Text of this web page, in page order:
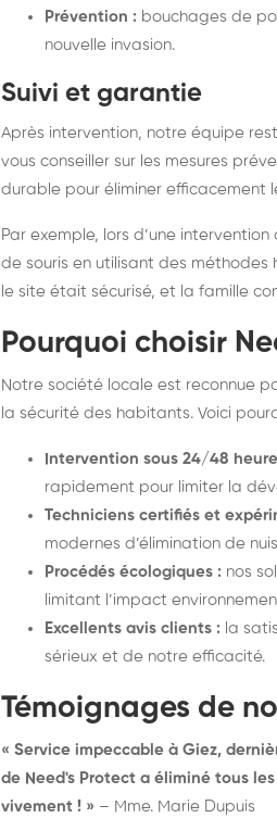
Prévention : bouchages de
nouvelle invasion.
Suivi et garantie
Après intervention, notre équipe
vous conseiller sur les mesures
durable pour éliminer efficacement
Par exemple, lors d’une
de souris en utilisant des méthodes
le site était sécurisé, et la famille
Pourquoi choisir
Notre société locale est reconnue
la sécurité des habitants. Voici
Intervention sous 24/48
rapidement pour limiter la
Techniciens certifiés et
modernes d’élimination de
Procédés écologiques : nos
limitant l’impact
Excellents avis clients : la
sérieux et de notre efficacité.
Témoignages de
« Service impeccable à Giez,
de Need's Protect a éliminé tous
vivement ! » – Mme. Marie Dupuis